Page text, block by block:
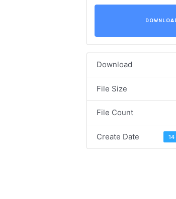
Download
File Size
File Count
Create Date